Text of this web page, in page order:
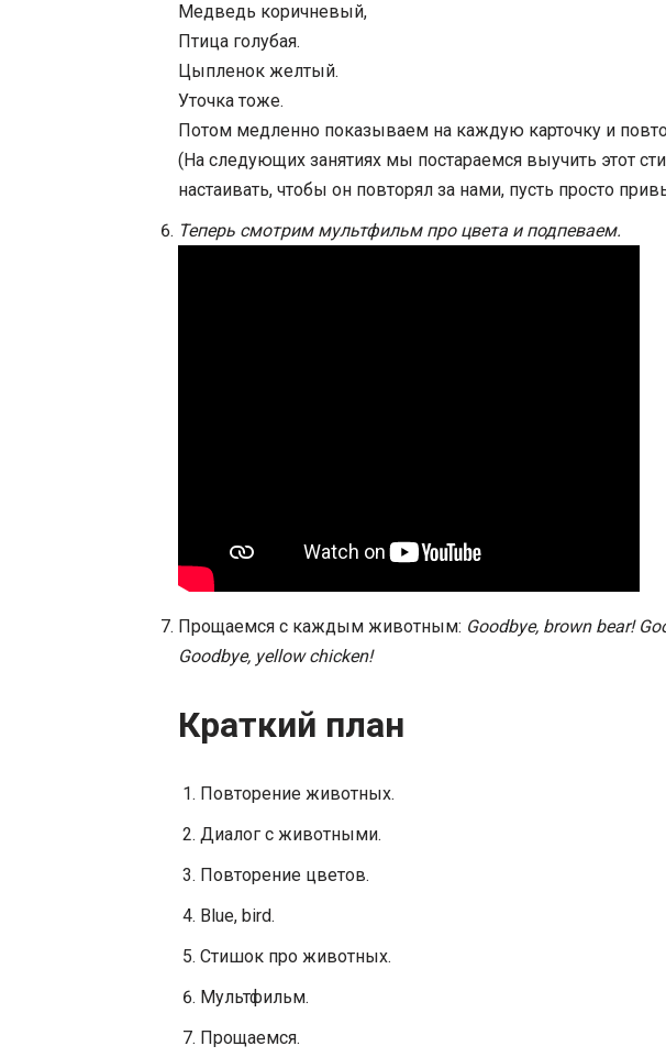
Медведь коричневый,
Птица голубая.
Цыпленок желтый.
Уточка тоже.
Потом медленно показываем на каждую карточку и
(На следующих занятиях мы постараемся выучить этот
настаивать, чтобы он повторял за нами, пусть просто
Теперь смотрим мультфильм про цвета и подпеваем.
Прощаемся с каждым животным: Goodbye, brown bear!
Goodbye, yellow chicken!
Краткий план
Повторение животных.
Диалог с животными.
Повторение цветов.
Blue, bird.
Стишок про животных.
Мультфильм.
Прощаемся.